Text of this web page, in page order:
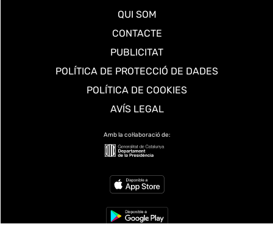
QUI SOM
CONTACTE
PUBLICITAT
POLÍTICA DE PROTECCIÓ DE DADES
POLÍTICA DE COOKIES
AVÍS LEGAL
Amb la col·laboració de: